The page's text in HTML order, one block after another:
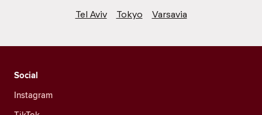
Tel Aviv
Tokyo Varsavia
Social
Instagram